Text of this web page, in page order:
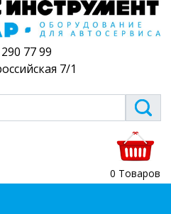
290 77 99
7/1
0 Товаров